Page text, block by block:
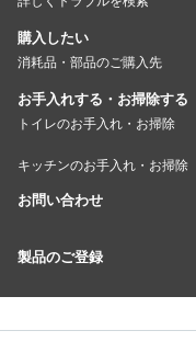
購入したい
消耗品・部品のご購入先
お手入れする・お掃除する
トイレのお手入れ・お掃除
キッチンのお手入れ・お掃除
お問い合わせ
製品のご登録